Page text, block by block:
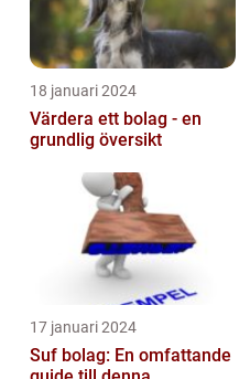
18 januari 2024
Värdera ett bolag - en
grundlig översikt
17 januari 2024
Suf bolag: En omfattande